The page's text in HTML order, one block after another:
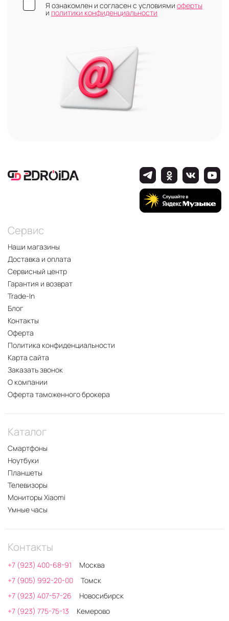
Я ознакомлен и согласен с условиями оферты
и политики конфиденциальности
Сервис
Наши магазины
Доставка и оплата
Сервисный центр
Гарантия и возврат
Trade-In
Блог
Контакты
Оферта
Политика конфиденциальности
Карта сайта
Заказать звонок
О компании
Оферта таможенного брокера
Каталог
Смартфоны
Ноутбуки
Планшеты
Телевизоры
Мониторы Xiaomi
Умные часы
Контакты
+7 (923) 400-68-91
Москва
+7 (905) 992-20-00
Томск
+7 (923) 407-57-26
Новосибирск
+7 (923) 775-75-13
Кемерово